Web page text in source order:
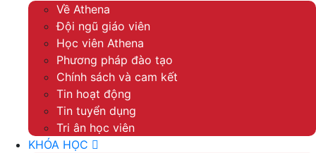
Về Athena
Đội ngũ giáo viên
Học viên Athena
Phương pháp đào tạo
Chính sách và cam kết
Tin hoạt động
Tin tuyển dụng
Tri ân học viên
KHÓA HỌC